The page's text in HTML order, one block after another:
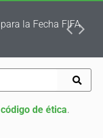
la Fecha FIFA
código de ética.